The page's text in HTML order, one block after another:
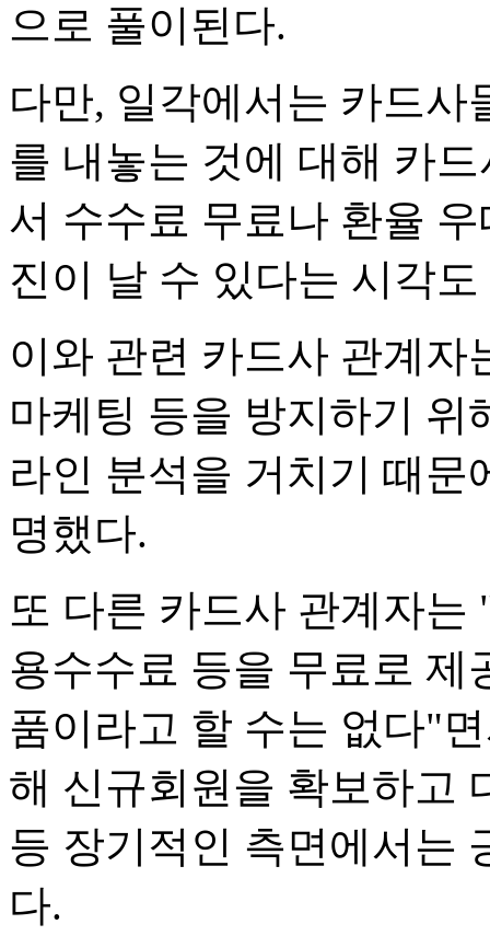
으로 풀이된다.
다만, 일각에서는 카드사
를 내놓는 것에 대해 카
서 수수료 무료나 환율
진이 날 수 있다는 시각도
이와 관련 카드사 관계자
마케팅 등을 방지하기 위
라인 분석을 거치기 때
명했다.
또 다른 카드사 관계자
용수수료 등을 무료로 제
품이라고 할 수는 없다"
해 신규회원을 확보하고
등 장기적인 측면에서는
다.